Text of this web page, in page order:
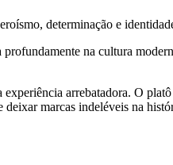
determinação e
na cultura
arrebatadora. O
marcas indeléveis na